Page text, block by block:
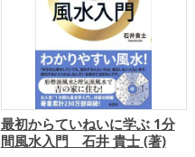
最初からていねいに学ぶ 1分
間風水入門 石井 貴士 (著)